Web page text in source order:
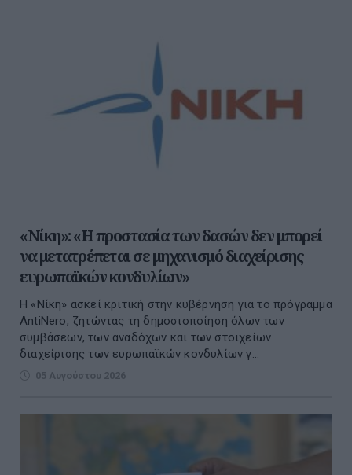
«Νίκη»: «Η προστασία των δασών δεν μπορεί
να μετατρέπεται σε μηχανισμό διαχείρισης
ευρωπαϊκών κονδυλίων»
Η «Νίκη» ασκεί κριτική στην κυβέρνηση για το πρόγραμμα
AntiNero, ζητώντας τη δημοσιοποίηση όλων των
συμβάσεων, των αναδόχων και των στοιχείων
διαχείρισης των ευρωπαϊκών κονδυλίων γ...
05 Αυγούστου 2026